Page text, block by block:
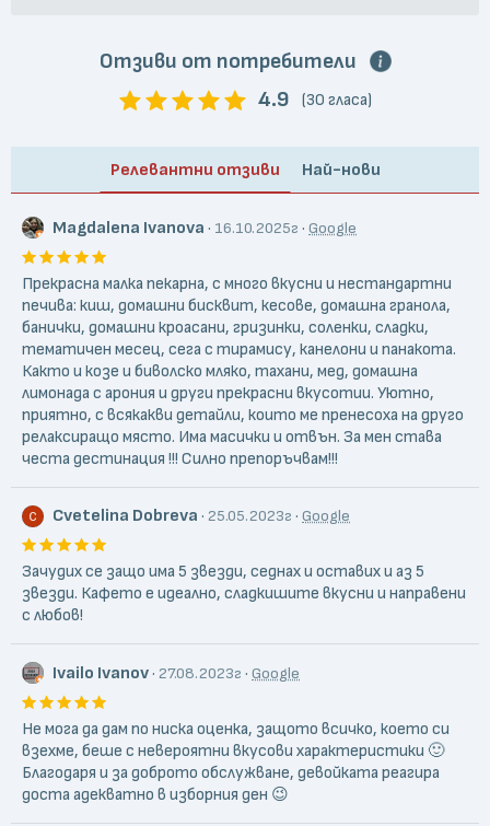
Отзиви от потребители
4.9
(30 гласа)
Релевантни отзиви Най-нови
Magdalena Ivanova · 16.10.2025г · Google
Прекрасна малка пекарна, с много вкусни и нестандартни
печива: киш, домашни бисквит, кесове, домашна гранола,
банички, домашни кроасани, гризинки, соленки, сладки,
тематичен месец, сега с тирамису, канелони и панакота.
Както и козе и биволско мляко, тахани, мед, домашна
лимонада с арония и други прекрасни вкусотии. Уютно,
приятно, с всякакви детайли, които ме пренесоха на друго
релаксиращо място. Има масички и отвън. За мен става
честа дестинация !!! Силно препоръчвам!!!
Cvetelina Dobreva · 25.05.2023г · Google
Зачудих се защо има 5 звезди, седнах и оставих и аз 5
звезди. Кафето е идеално, сладкишите вкусни и направени
с любов!
Ivailo Ivanov· 27.08.2023г · Google
Не мога да дам по ниска оценка, защото всичко, което си
взехме, беше с невероятни вкусови характеристики 🙂
Благодаря и за доброто обслужване, девойката реагира
доста адекватно в изборния ден 😉